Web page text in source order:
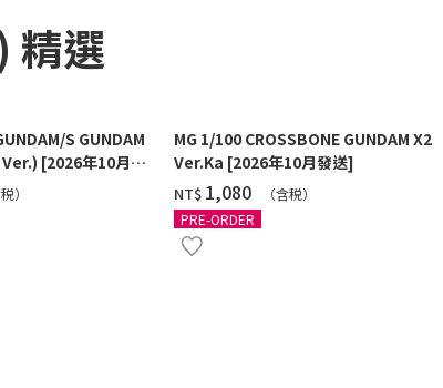
精選
S GUNDAM
Ver.) [2026年10月發
）
MG 1/100 CROSSBONE GUNDAM X2
Ver.Ka [2026年10月發送]
NT$ ‌1,080
（含税）
PRE-ORDER